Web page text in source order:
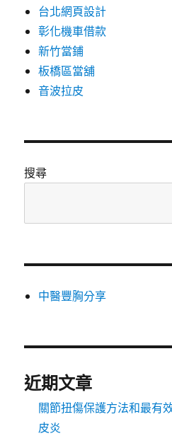
台北網頁設計
彰化機車借款
新竹當鋪
板橋區當舖
音波拉皮
搜尋
中醫豐胸分享
近期文章
關節扭傷保護方法和最有
皮炎